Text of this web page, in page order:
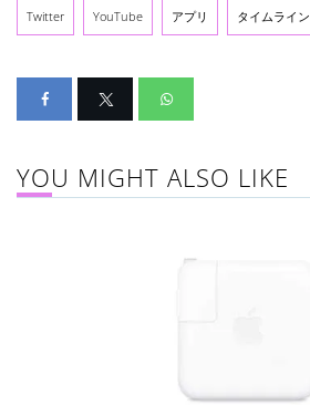
Twitter YouTube アプリ タイムライン
YOU MIGHT ALSO LIKE